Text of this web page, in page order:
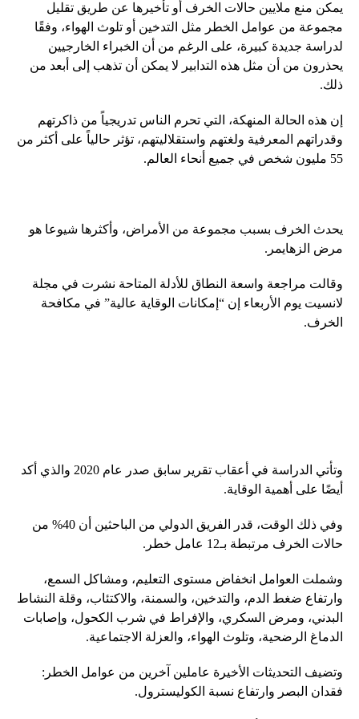
يمكن منع ملايين حالات الخرف أو تأخيرها عن طريق تقليل
مجموعة من عوامل الخطر مثل التدخين أو تلوث الهواء، وفقًا
لدراسة جديدة كبيرة، على الرغم من أن الخبراء الخارجيين
يحذرون من أن مثل هذه التدابير لا يمكن أن تذهب إلى أبعد من
ذلك.
إن هذه الحالة المنهكة، التي تحرم الناس تدريجياً من ذاكرتهم
وقدراتهم المعرفية ولغتهم واستقلاليتهم، تؤثر حالياً على أكثر من
55 مليون شخص في جميع أنحاء العالم.
يحدث الخرف بسبب مجموعة من الأمراض، وأكثرها شيوعا هو
مرض الزهايمر.
وقالت مراجعة واسعة النطاق للأدلة المتاحة نشرت في مجلة
لانسيت يوم الأربعاء إن “إمكانات الوقاية عالية” في مكافحة
الخرف.
وتأتي الدراسة في أعقاب تقرير سابق صدر عام 2020 والذي أكد
أيضًا على أهمية الوقاية.
وفي ذلك الوقت، قدر الفريق الدولي من الباحثين أن 40% من
حالات الخرف مرتبطة بـ12 عامل خطر.
وشملت العوامل انخفاض مستوى التعليم، ومشاكل السمع،
وارتفاع ضغط الدم، والتدخين، والسمنة، والاكتئاب، وقلة النشاط
البدني، ومرض السكري، والإفراط في شرب الكحول، وإصابات
الدماغ الرضحية، وتلوث الهواء، والعزلة الاجتماعية.
وتضيف التحديثات الأخيرة عاملين آخرين من عوامل الخطر:
فقدان البصر وارتفاع نسبة الكوليسترول.